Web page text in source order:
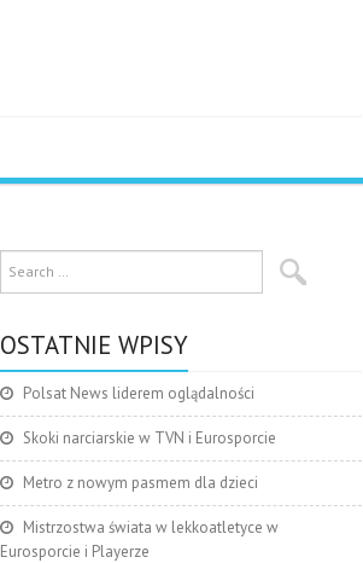
OSTATNIE WPISY
Polsat News liderem oglądalności
Skoki narciarskie w TVN i Eurosporcie
Metro z nowym pasmem dla dzieci
Mistrzostwa świata w lekkoatletyce w
Eurosporcie i Playerze